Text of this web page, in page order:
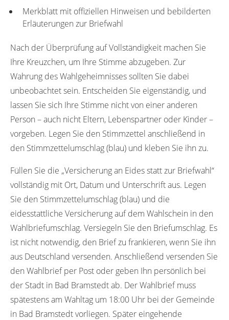
Merkblatt mit offiziellen Hinweisen und bebilderten
Erläuterungen zur Briefwahl
Nach der Überprüfung auf Vollständigkeit machen Sie
Ihre Kreuzchen, um Ihre Stimme abzugeben. Zur
Wahrung des Wahlgeheimnisses sollten Sie dabei
unbeobachtet sein. Entscheiden Sie eigenständig, und
lassen Sie sich Ihre Stimme nicht von einer anderen
Person – auch nicht Eltern, Lebenspartner oder Kinder –
vorgeben. Legen Sie den Stimmzettel anschließend in
den Stimmzettelumschlag (blau) und kleben Sie ihn zu.
Füllen Sie die „Versicherung an Eides statt zur Briefwahl“
vollständig mit Ort, Datum und Unterschrift aus. Legen
Sie den Stimmzettelumschlag (blau) und die
eidesstattliche Versicherung auf dem Wahlschein in den
Wahlbriefumschlag. Versiegeln Sie den Briefumschlag. Es
ist nicht notwendig, den Brief zu frankieren, wenn Sie ihn
aus Deutschland versenden. Anschließend versenden Sie
den Wahlbrief per Post oder geben Ihn persönlich bei
der Stadt in Bad Bramstedt ab. Der Wahlbrief muss
spätestens am Wahltag um 18:00 Uhr bei der Gemeinde
in Bad Bramstedt vorliegen. Später eingehende